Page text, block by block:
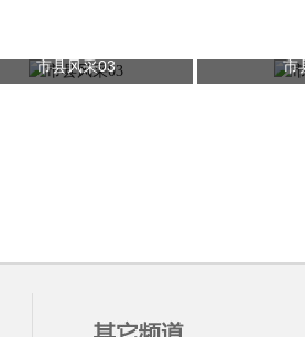
市县风采03 市